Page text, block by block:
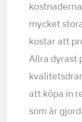
mycket
kostar att
Allra dyrast
att köpa in
som är